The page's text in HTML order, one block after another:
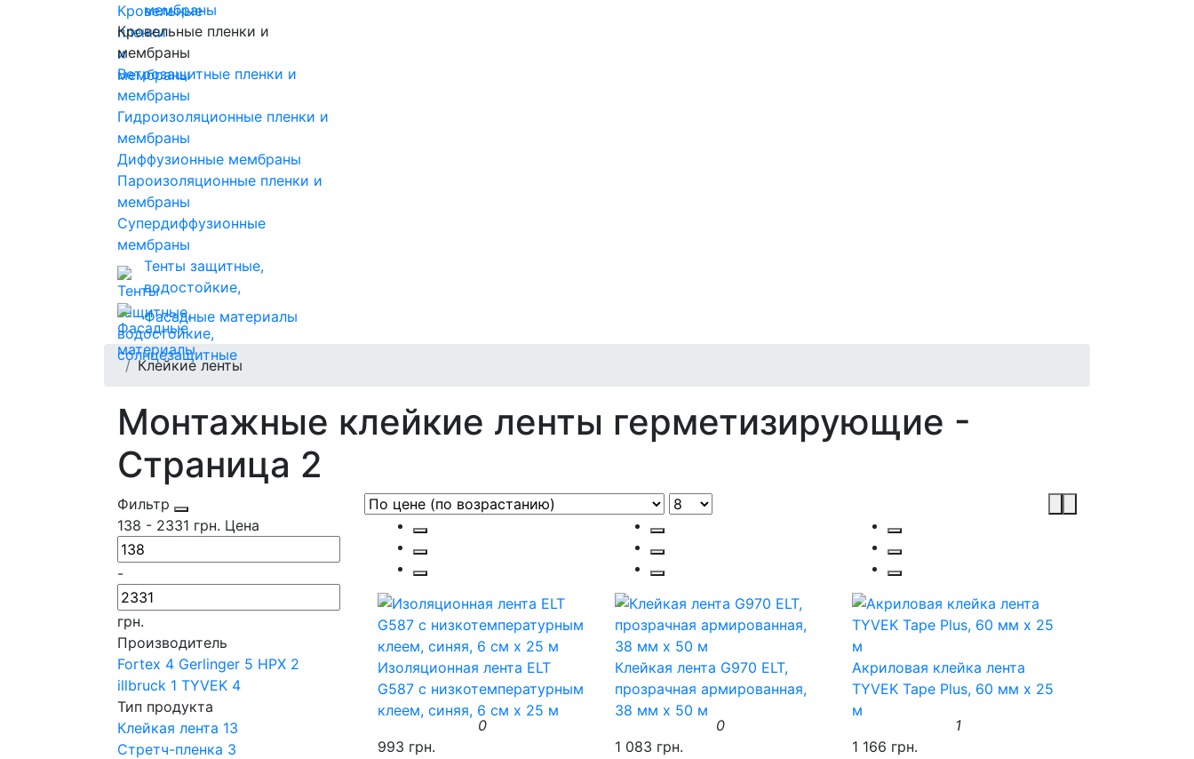
мембраны
Кровельные пленки и
мембраны
Ветрозащитные пленки и
мембраны
Гидроизоляционные пленки и
мембраны
Диффузионные мембраны
Пароизоляционные пленки и
мембраны
Супердиффузионные
мембраны
Тенты защитные,
водостойкие,
солнцезащитные
Фасадные материалы
Клейкие ленты
Монтажные клейкие ленты герметизирующие -
Страница 2
Фильтр
138 - 2331 грн. Цена
-
грн.
Производитель
Fortex 4 Gerlinger 5 HPX 2
illbruck 1 TYVEK 4
Тип продукта
Клейкая лента 13
Стретч-пленка 3
Изоляционная лента ELT
G587 с низкотемпературным
клеем, синяя, 6 см x 25 м
0
993 грн.
Клейкая лента G970 ELT,
прозрачная армированная,
38 мм х 50 м
0
1 083 грн.
Акриловая клейка лента
TYVEK Tape Plus, 60 мм х 25
м
1
1 166 грн.